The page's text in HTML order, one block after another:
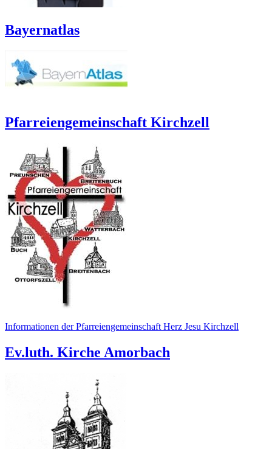
Bayernatlas
Pfarreiengemeinschaft Kirchzell
Informationen der Pfarreiengemeinschaft Herz Jesu Kirchzell
Ev.luth. Kirche Amorbach